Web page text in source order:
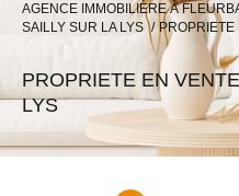
AGENCE IMMOBILIÈRE À
SAILLY SUR LA LYS
PROPRIETE
PROPRIETE EN
LYS